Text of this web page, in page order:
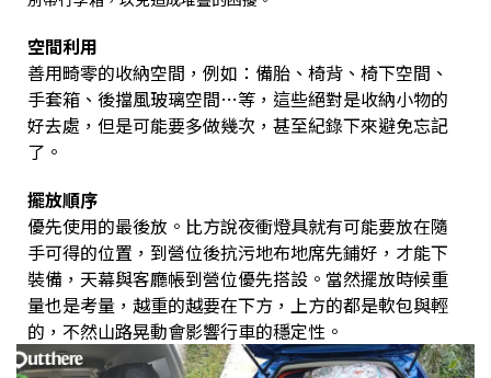
空間利用
善用畸零的收納空間，例如：備胎、椅背、椅下空間、
手套箱、後擋風玻璃空間…等，這些絕對是收納小物的
好去處，但是可能要多做幾次，甚至紀錄下來避免忘記
了。
擺放順序
優先使用的最後放。比方說夜衝燈具就有可能要放在隨
手可得的位置，到營位後抗污地布地席先鋪好，才能下
裝備，天幕與客廳帳到營位優先搭設。當然擺放時候重
量也是考量，越重的越要在下方，上方的都是軟包與輕
的，不然山路晃動會影響行車的穩定性。